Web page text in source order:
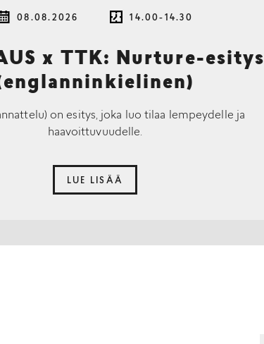
08.08.2026 14.00-14.30
x TTK: Nurture-esitys
on esitys, joka luo tilaa lempeydelle ja
haavoittuvuudelle.
LUE LISÄÄ